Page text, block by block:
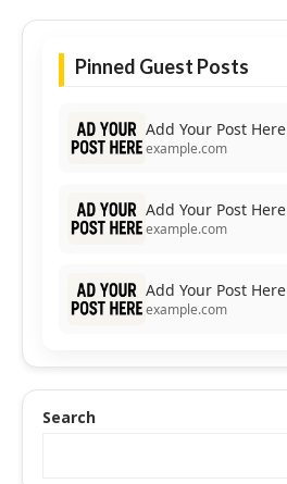
Pinned Guest Posts
Add Your Post Here
example.com
Add Your Post Here
example.com
Add Your Post Here
example.com
Search